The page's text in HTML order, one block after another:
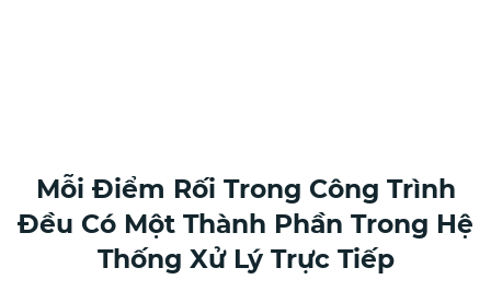
Mỗi Điểm Rối Trong Công Trình
Đều Có Một Thành Phần Trong Hệ
Thống Xử Lý Trực Tiếp